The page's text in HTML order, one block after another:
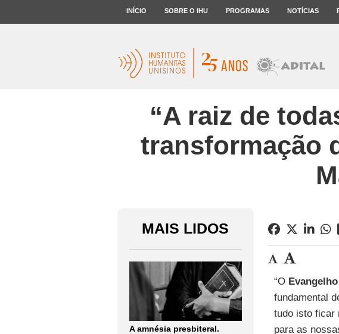
INÍCIO SOBRE O IHU PROGRAMAS NOTÍCIAS
“A raiz de
transformação
MAIS LIDOS
A amnésia presbiteral.
“O Evangelho
fundamental
tudo isto ficar
para as